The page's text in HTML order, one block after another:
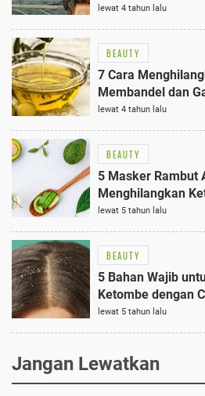
Kering
lewat 4 tahun lalu
BEAUTY
7 Cara
Membandel dan
Zaitun
lewat 4 tahun lalu
BEAUTY
5 Masker Rambut
Menghilangkan
lewat 5 tahun lalu
BEAUTY
5 Bahan Wajib
Ketombe dengan
lewat 5 tahun lalu
Jangan Lewatkan